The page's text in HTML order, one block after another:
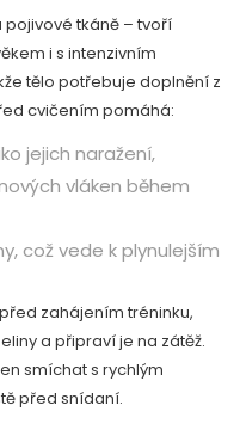
tkáně – tvoří
i s intenzivním
tělo potřebuje doplnění z
cvičením pomáhá:
jejich naražení,
vláken během
což vede k plynulejším
zahájením tréninku,
a připraví je na zátěž.
smíchat s rychlým
před snídaní.